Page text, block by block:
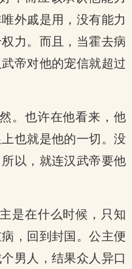
外戚是用，没有能力
力。而且，当霍去病
帝对他的宠信就超过
。也许在他看来，他
也就是他的一切。没
以，就连汉武帝要他
是在什么时候，只知
，回到封国。公主便
男人，结果众人异口